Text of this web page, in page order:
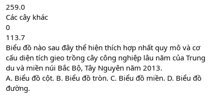
259.0
Các cây khác
0
113.7
Biểu đồ nào sau đây thể hiện thích hợp nhất quy mô và cơ
cấu diện tích gieo trồng cây công nghiệp lâu năm của Trung
du và miền núi Bắc Bộ, Tây Nguyên năm 2013.
A. Biểu đồ cột. B. Biểu đồ tròn. C. Biểu đồ miền. D. Biểu đồ
đường.